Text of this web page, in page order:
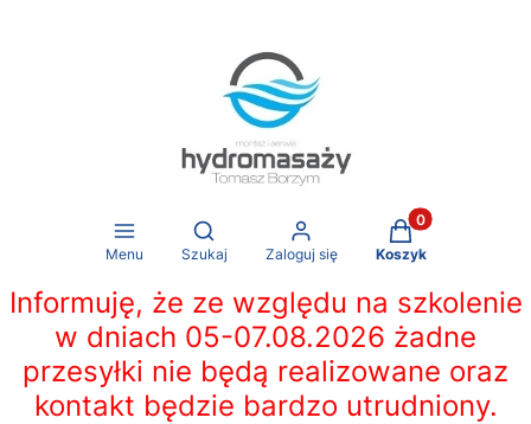
Menu
Otwórz wyszukiwarkę
Szukaj Zaloguj się
Produkty w
Koszyk
Informuję, że ze względu na szkolenie
w dniach 05-07.08.2026 żadne
przesyłki nie będą realizowane oraz
kontakt będzie bardzo utrudniony.